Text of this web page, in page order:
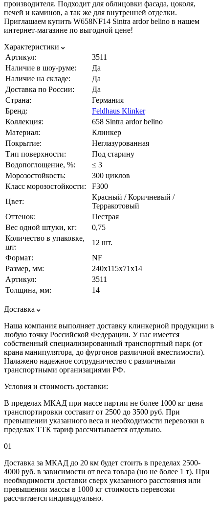
производителя. Подходит для облицовки фасада, цоколя,
печей и каминов, а так же для внутренней отделки.
Приглашаем купить W658NF14 Sintra ardor belino в нашем
интернет-магазине по выгодной цене!
Характеристики
Артикул:
3511
Наличие в шоу-руме:
Да
Наличие на складе:
Да
Доставка по России:
Да
Страна:
Германия
Бренд:
Feldhaus Klinker
Коллекция:
658 Sintra ardor belino
Материал:
Клинкер
Покрытие:
Неглазурованная
Тип поверхности:
Под старину
Водопоглощение, %:
≤ 3
Морозостойкость:
300 циклов
Класс морозостойкости:
F300
Цвет:
Красный / Коричневый /
Терракотовый
Оттенок:
Пестрая
Вес одной штуки, кг:
0,75
Количество в упаковке,
шт:
12 шт.
Формат:
NF
Размер, мм:
240х115х71х14
Артикул:
3511
Толщина, мм:
14
Доставка
Наша компания выполняет доставку клинкерной продукции в
любую точку Российской Федерации. У нас имеется
собственный специализированный транспортный парк (от
крана манипулятора, до фургонов различной вместимости).
Налажено надежное сотрудничество с различными
транспортными организациями РФ.
Условия и стоимость доставки:
В пределах МКАД при массе партии не более 1000 кг цена
транспортировки составит от 2500 до 3500 руб. При
превышении указанного веса и необходимости перевозки в
пределах ТТК тариф рассчитывается отдельно.
01
Доставка за МКАД до 20 км будет стоить в пределах 2500-
4000 руб. в зависимости от веса товара (но не более 1 т). При
необходимости доставки сверх указанного расстояния или
превышении массы в 1000 кг стоимость перевозки
рассчитается индивидуально.